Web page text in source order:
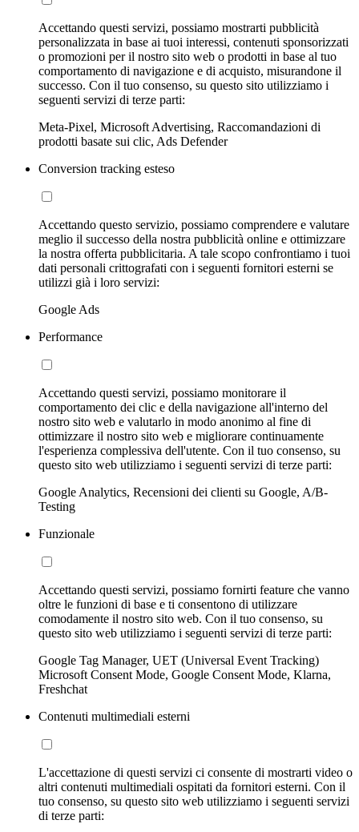
Accettando questi servizi, possiamo mostrarti pubblicità
personalizzata in base ai tuoi interessi, contenuti sponsorizzati
o promozioni per il nostro sito web o prodotti in base al tuo
comportamento di navigazione e di acquisto, misurandone il
successo. Con il tuo consenso, su questo sito utilizziamo i
seguenti servizi di terze parti:
Meta-Pixel, Microsoft Advertising, Raccomandazioni di
prodotti basate sui clic, Ads Defender
Conversion tracking esteso
Accettando questo servizio, possiamo comprendere e valutare
meglio il successo della nostra pubblicità online e ottimizzare
la nostra offerta pubblicitaria. A tale scopo confrontiamo i tuoi
dati personali crittografati con i seguenti fornitori esterni se
utilizzi già i loro servizi:
Google Ads
Performance
Accettando questi servizi, possiamo monitorare il
comportamento dei clic e della navigazione all'interno del
nostro sito web e valutarlo in modo anonimo al fine di
ottimizzare il nostro sito web e migliorare continuamente
l'esperienza complessiva dell'utente. Con il tuo consenso, su
questo sito web utilizziamo i seguenti servizi di terze parti:
Google Analytics, Recensioni dei clienti su Google, A/B-
Testing
Funzionale
Accettando questi servizi, possiamo fornirti feature che vanno
oltre le funzioni di base e ti consentono di utilizzare
comodamente il nostro sito web. Con il tuo consenso, su
questo sito web utilizziamo i seguenti servizi di terze parti:
Google Tag Manager, UET (Universal Event Tracking)
Microsoft Consent Mode, Google Consent Mode, Klarna,
Freshchat
Contenuti multimediali esterni
L'accettazione di questi servizi ci consente di mostrarti video o
altri contenuti multimediali ospitati da fornitori esterni. Con il
tuo consenso, su questo sito web utilizziamo i seguenti servizi
di terze parti: